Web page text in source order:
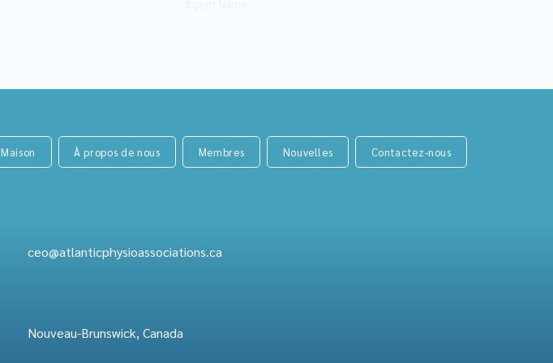
Maison À propos de nous Membres Nouvelles Contactez-nous
ceo@atlanticphysioassociations.ca
Nouveau-Brunswick, Canada